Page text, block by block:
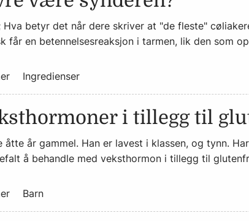
Hva betyr det når dere skriver at "de fleste"
får en betennelsesreaksjon i tarmen, lik den som
Ingredienser
i tillegg til
åtte år gammel. Han er lavest i klassen, og tynn.
å behandle med veksthormon i tillegg til
Barn